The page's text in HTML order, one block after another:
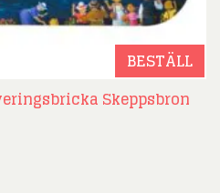
BESTÄLL
Skeppsbron